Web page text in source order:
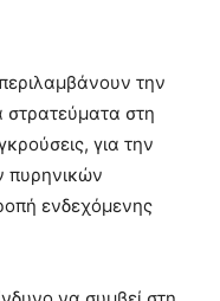
την
στρατεύματα στη
για την
πυρηνικών
ενδεχόμενης